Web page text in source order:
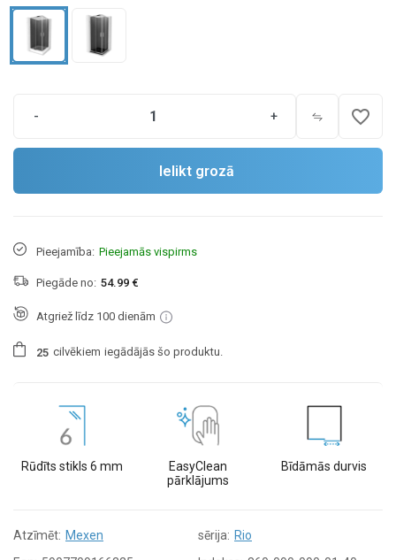
- + favorite_border
Ielikt grozā
Pieejamība: Pieejamās vispirms
Piegāde no: 54.99 €
Atgriež līdz 100 dienām
25 cilvēkiem iegādājās šo produktu.
Rūdīts stikls 6 mm
EasyClean
pārklājums
Bīdāmās durvis
Atzīmēt: Mexen sērija: Rio